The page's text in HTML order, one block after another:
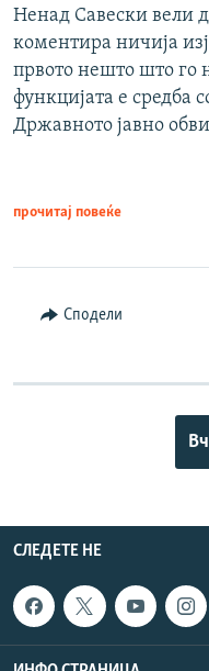
Ненад Савески вели
коментира ничија
првото нешто што го
функцијата е средба
Државното јавно
прочитај повеќе
Сподели
СЛЕДЕТЕ НЕ